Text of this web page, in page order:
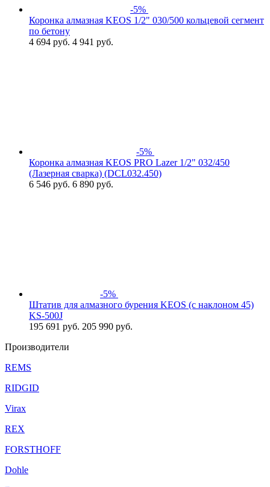
-5%
Коронка алмазная KEOS 1/2" 030/500 кольцевой сегмент
по бетону
4 694 руб. 4 941 руб.
-5%
Коронка алмазная KEOS PRO Lazer 1/2" 032/450
(Лазерная сварка) (DCL032.450)
6 546 руб. 6 890 руб.
-5%
Штатив для алмазного бурения KEOS (с наклоном 45)
KS-500J
195 691 руб. 205 990 руб.
Производители
REMS
RIDGID
Virax
REX
FORSTHOFF
Dohle